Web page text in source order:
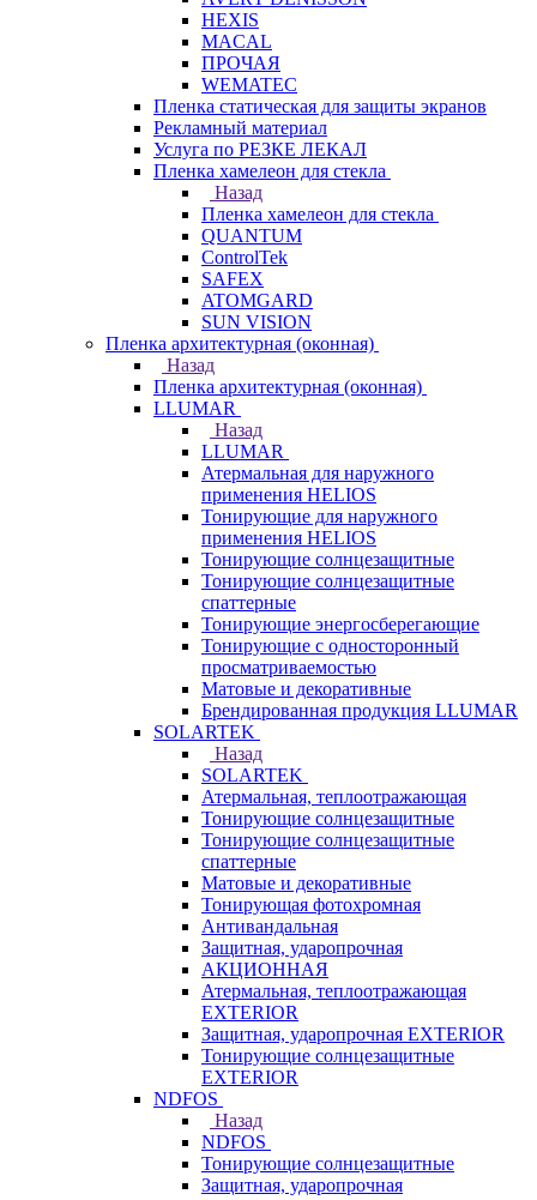
HEXIS
MACAL
ПРОЧАЯ
WEMATEC
Пленка статическая для защиты экранов
Рекламный материал
Услуга по РЕЗКЕ ЛЕКАЛ
Пленка хамелеон для стекла
Назад
Пленка хамелеон для стекла
QUANTUM
ControlTek
SAFEX
ATOMGARD
SUN VISION
Пленка архитектурная (оконная)
Назад
Пленка архитектурная (оконная)
LLUMAR
Назад
LLUMAR
Атермальная для наружного
применения HELIOS
Тонирующие для наружного
применения HELIOS
Тонирующие солнцезащитные
Тонирующие солнцезащитные
спаттерные
Тонирующие энергосберегающие
Тонирующие с односторонный
просматриваемостью
Матовые и декоративные
Брендированная продукция LLUMAR
SOLARTEK
Назад
SOLARTEK
Атермальная, теплоотражающая
Тонирующие солнцезащитные
Тонирующие солнцезащитные
спаттерные
Матовые и декоративные
Тонирующая фотохромная
Антивандальная
Защитная, ударопрочная
АКЦИОННАЯ
Атермальная, теплоотражающая
EXTERIOR
Защитная, ударопрочная EXTERIOR
Тонирующие солнцезащитные
EXTERIOR
NDFOS
Назад
NDFOS
Тонирующие солнцезащитные
Защитная, ударопрочная